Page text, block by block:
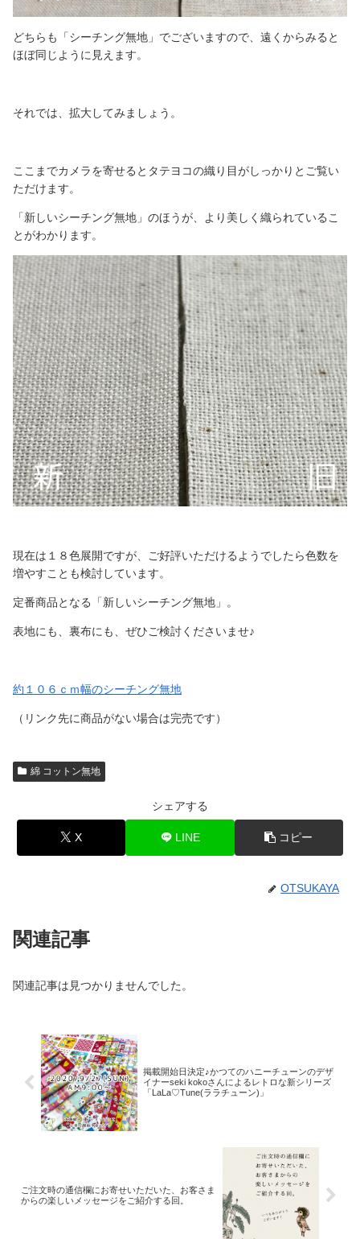
どちらも「シーチング無地」でございますので、遠くからみると
ほぼ同じように見えます。
それでは、拡大してみましょう。
ここまでカメラを寄せるとタテヨコの織り目がしっかりとご覧い
ただけます。
「新しいシーチング無地」のほうが、より美しく織られているこ
とがわかります。
現在は１８色展開ですが、ご好評いただけるようでしたら色数を
増やすことも検討しています。
定番商品となる「新しいシーチング無地」。
表地にも、裏布にも、ぜひご検討くださいませ♪
約１０６ｃｍ幅のシーチング無地
（リンク先に商品がない場合は完売です）
綿 コットン無地
シェアする
X LINE コピー
OTSUKAYA
関連記事
関連記事は見つかりませんでした。
掲載開始日決定♪かつてのハニーチューンのデザ
イナーseki kokoさんによるレトロな新シリーズ
「LaLa♡Tune(ララチューン)」
ご注文時の通信欄にお寄せいただいた、お客さま
からの楽しいメッセージをご紹介する回。